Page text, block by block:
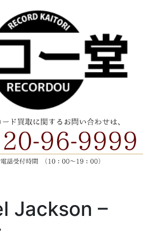
Jackson ‎–